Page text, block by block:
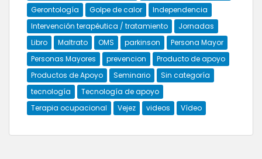
Gerontología
Golpe de calor
Independencia
Intervención terapéutica / tratamiento
Jornadas
Libro
Maltrato OMS parkinson
Persona Mayor
Personas Mayores
prevencion
Producto de apoyo
Productos de Apoyo
Seminario
Sin categoría
tecnología
Tecnología de apoyo
Terapia ocupacional
Vejez videos Vídeo